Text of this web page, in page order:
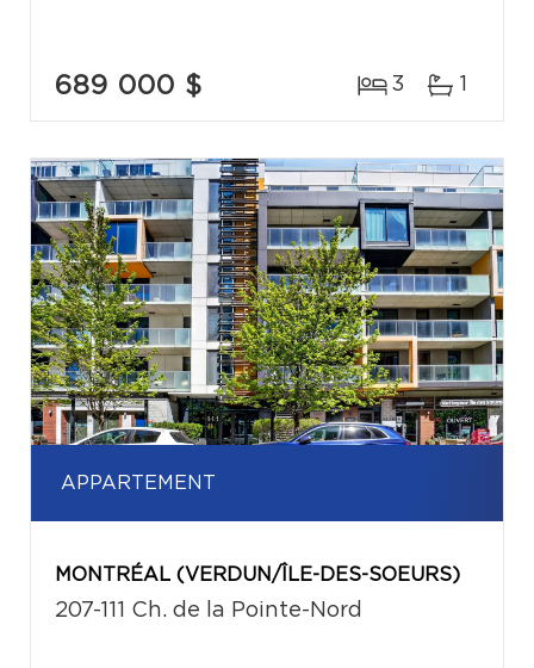
689 000 $ 3 1
APPARTEMENT
MONTRÉAL (VERDUN/ÎLE-DES-SOEURS)
207-111 Ch. de la Pointe-Nord